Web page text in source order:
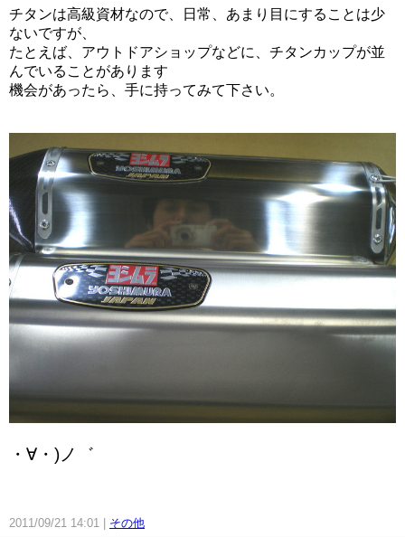
チタンは高級資材なので、日常、あまり目にすることは少
ないですが、
たとえば、アウトドアショップなどに、チタンカップが並
んでいることがあります
機会があったら、手に持ってみて下さい。
・∀・)ノ゛
2011/09/21 14:01 その他